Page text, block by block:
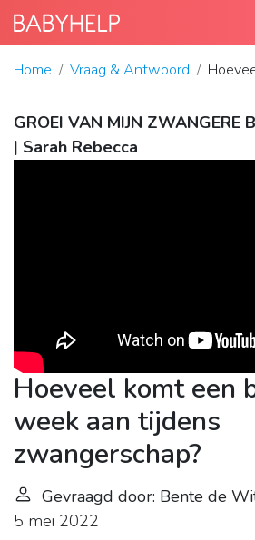
Home Vraag & Antwoord
GROEI VAN MIJN ZWANGERE
| Sarah Rebecca
Hoeveel komt een
week aan tijdens
zwangerschap?
Gevraagd door: Bente de
5 mei 2022